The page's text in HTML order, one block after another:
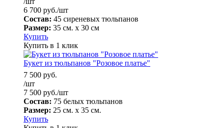
6 700 руб./шт
Состав: 45 сиреневых тюльпанов
Размер: 35 см. х 30 см
Купить
Купить в 1 клик
Букет из тюльпанов "Розовое платье"
7 500 руб.
/шт
7 500 руб./шт
Состав: 75 белых тюльпанов
Размер: 25 см. х 35 см.
Купить